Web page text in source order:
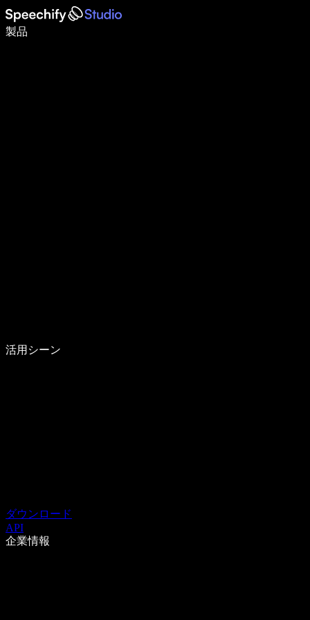
製品
音声入力で5倍速く書ける
活用シーン
ダウンロード
API
企業情報